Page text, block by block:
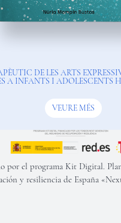
DE LES ARTS
A INFANTS I ADOLESCENTS
VEURE MÉS
por el programa Kit Digital.
y resiliencia de España